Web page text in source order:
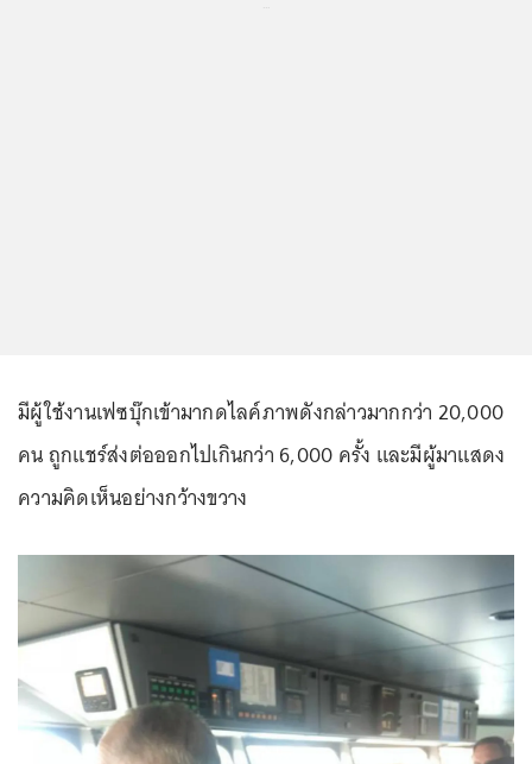
มีผู้ใช้งานเฟซบุ๊กเข้ามากดไลค์ภาพดังกล่าวมากกว่า 20,000
คน ถูกแชร์ส่งต่อออกไปเกินกว่า 6,000 ครั้ง และมีผู้มาแสดง
ความคิดเห็นอย่างกว้างขวาง